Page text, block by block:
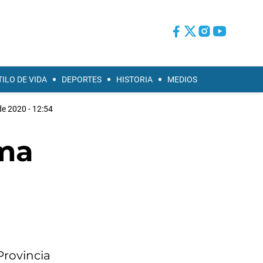
DE VIDA DEPORTES HISTORIA MEDIOS
2020 - 12:54